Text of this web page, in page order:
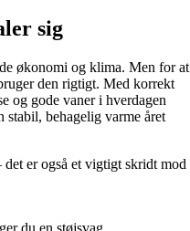
sig
økonomi og klima. Men for at
den rigtigt. Med korrekt
og gode vaner i hverdagen
stabil, behagelig varme året
er også et vigtigt skridt mod